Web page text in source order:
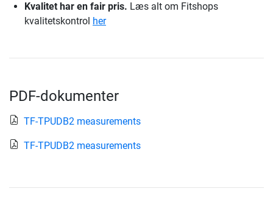
Kvalitet har en fair pris. Læs alt om Fitshops
kvalitetskontrol her
PDF-dokumenter
TF-TPUDB2 measurements
TF-TPUDB2 measurements